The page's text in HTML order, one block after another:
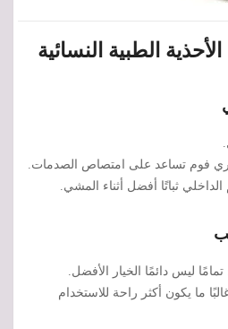
الطبية النسائية
فوم تساعد على امتصاص الصدمات.
الداخلي ثباتًا أفضل أثناء المشي.
ليس دائمًا الخيار الأفضل.
ما يكون أكثر راحة للاستخدام